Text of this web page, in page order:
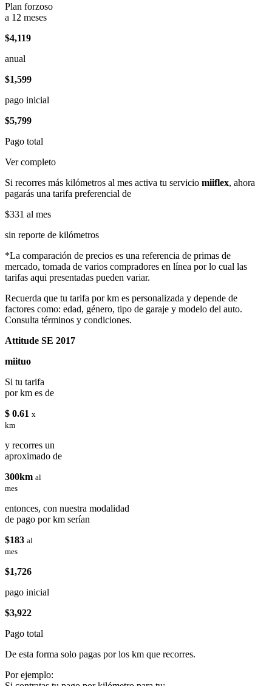
Plan forzoso
a 12 meses
$4,119
anual
$1,599
pago inicial
$5,799
Pago total
Ver completo
Si recorres más kilómetros al mes activa tu servicio miiflex, ahora
pagarás una tarifa preferencial de
$331 al mes
sin reporte de kilómetros
*La comparación de precios es una referencia de primas de
mercado, tomada de varios compradores en línea por lo cual las
tarifas aqui presentadas pueden variar.
Recuerda que tu tarifa por km es personalizada y depende de
factores como: edad, género, tipo de garaje y modelo del auto.
Consulta términos y condiciones.
Attitude SE 2017
miituo
Si tu tarifa
por km es de
$ 0.61 x
km
y recorres un
aproximado de
300km al
mes
entonces, con nuestra modalidad
de pago por km serían
$183 al
mes
$1,726
pago inicial
$3,922
Pago total
De esta forma solo pagas por los km que recorres.
Por ejemplo: